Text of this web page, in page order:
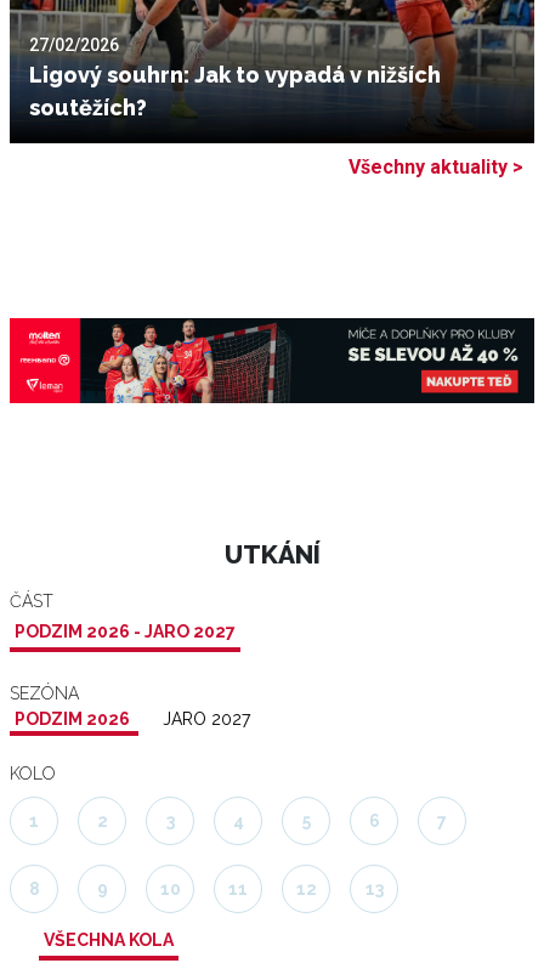
27/02/2026
Ligový souhrn: Jak to vypadá v nižších
soutěžích?
Všechny aktuality >
UTKÁNÍ
ČÁST
PODZIM 2026 - JARO 2027
SEZÓNA
PODZIM 2026
JARO 2027
KOLO
1 2 3 4 5 6 7
8 9 10 11 12 13
VŠECHNA KOLA